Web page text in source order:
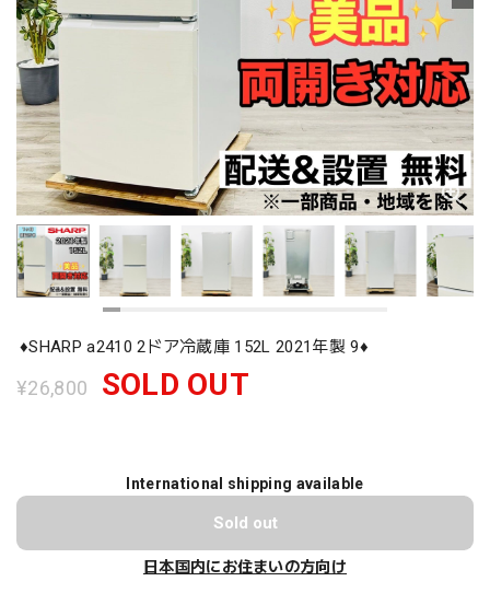
♦️SHARP a2410 2ドア冷蔵庫 152L 2021年製 9♦️
¥26,800 SOLD OUT
International shipping available
Sold out
日本国内にお住まいの方向け